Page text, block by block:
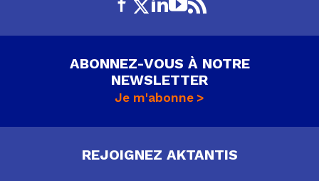
ABONNEZ-VOUS À NOTRE
NEWSLETTER
Je m'abonne
REJOIGNEZ AKTANTIS